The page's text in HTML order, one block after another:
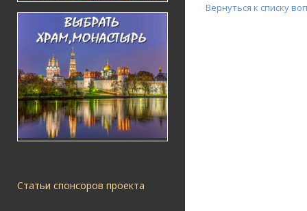
Статьи спонсоров проекта
Вернуться к списку